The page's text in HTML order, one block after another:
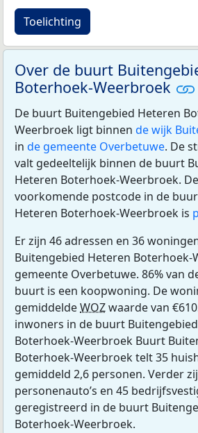
Toelichting
Over de buurt
Boterhoek-Weerbroek
De buurt Buitengebied Heteren
Weerbroek ligt binnen de wijk
in de gemeente Overbetuwe. De
valt gedeeltelijk binnen de buurt
Heteren Boterhoek-Weerbroek.
voorkomende postcode in de
Heteren Boterhoek-Weerbroek is
Er zijn 46 adressen en 36
Buitengebied Heteren Boterhoek-
gemeente Overbetuwe. 86% van
buurt is een koopwoning. De
gemiddeldeWOZwaarde van
inwoners in de buurt
Boterhoek-Weerbroek Buurt
Boterhoek-Weerbroek telt 35
gemiddeld 2,6 personen. Verder
personenauto’s en 45
geregistreerd in de buurt
Boterhoek-Weerbroek.